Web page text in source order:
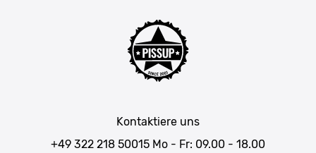
Mannschaftsfahrt Ideen
Kontaktiere uns
+49 322 218 50015 Mo - Fr: 09.00 - 18.00